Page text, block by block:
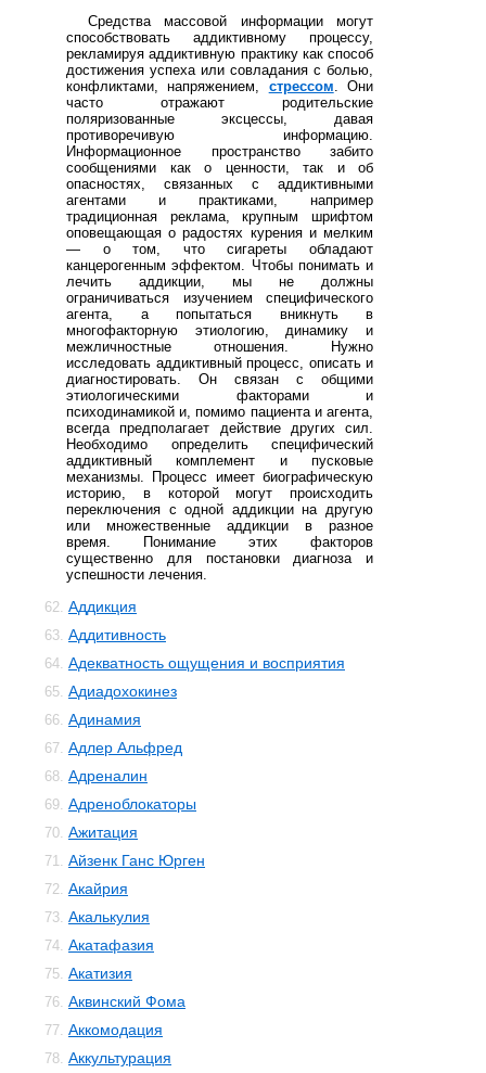
Средства массовой информации могут
способствовать аддиктивному процессу,
рекламируя аддиктивную практику как способ
достижения успеха или совладания с болью,
конфликтами, напряжением, стрессом. Они
часто отражают родительские
поляризованные эксцессы, давая
противоречивую информацию.
Информационное пространство забито
сообщениями как о ценности, так и об
опасностях, связанных с аддиктивными
агентами и практиками, например
традиционная реклама, крупным шрифтом
оповещающая о радостях курения и мелким
— о том, что сигареты обладают
канцерогенным эффектом. Чтобы понимать и
лечить аддикции, мы не должны
ограничиваться изучением специфического
агента, а попытаться вникнуть в
многофакторную этиологию, динамику и
межличностные отношения. Нужно
исследовать аддиктивный процесс, описать и
диагностировать. Он связан с общими
этиологическими факторами и
психодинамикой и, помимо пациента и агента,
всегда предполагает действие других сил.
Необходимо определить специфический
аддиктивный комплемент и пусковые
механизмы. Процесс имеет биографическую
историю, в которой могут происходить
переключения с одной аддикции на другую
или множественные аддикции в разное
время. Понимание этих факторов
существенно для постановки диагноза и
успешности лечения.
62. Аддикция
63. Аддитивность
64. Адекватность ощущения и восприятия
65. Адиадохокинез
66. Адинамия
67. Адлер Альфред
68. Адреналин
69. Адреноблокаторы
70. Ажитация
71. Айзенк Ганс Юрген
72. Акайрия
73. Акалькулия
74. Акатафазия
75. Акатизия
76. Аквинский Фома
77. Аккомодация
78. Аккультурация